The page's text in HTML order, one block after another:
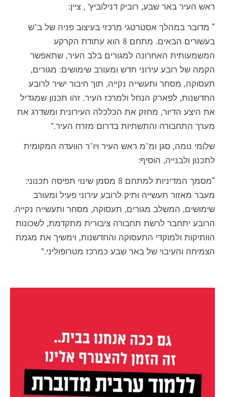
ראש העיר באר שבע, רוביק דנילוביץ’ , ציין:
“ מדובר במהלך אסטרטגי מרכזי בעיצוב פניה של ב"ש
בעשורים הבאים. מתחם 8 הוא עתודת הקרקע
המשמעותית האחרונה למגורים בלב העיר, שתאפשר
הקמה של רובע עירוני חדש ומעורב שימושים: מגורים,
תעסוקה, מסחר ותעשייה נקייה, תוך חיבור ישיר לרובע
החדשנות, לפארק הנחל ולמרכז העיר. זהו תכנון שמגדיל
את היצע הדיור, מחזק את הכלכלה העירונית ומשדרג את
מערך התחבורה והתשתיות בדרום מזרח העיר.”
שלומי נומה, סגן ומ"מ ראש העיר ויו"ר הוועדה המקומית
לתכנון ולבנייה, הוסיף:
“מסמך המדיניות למתחם 8 מסמן שינוי תפיסה תכנוני:
מעבר מאזור תעשייה ותיק לרובע עירוני פעיל ומעורב
שימושים, המשלב מגורים, תעסוקה, מסחר ותעשייה נקייה.
הרובע יתחבר לרשת תחבורה ציבורית מתקדמת, לשכונות
הוותיקות ולמוקדי התעסוקה והחדשנות, וימשיך את מגמת
הצמיחה והעיבוי של באר שבע כמרכז מטרופוליני.”